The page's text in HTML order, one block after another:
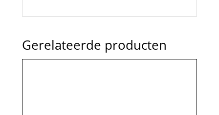
Gerelateerde producten